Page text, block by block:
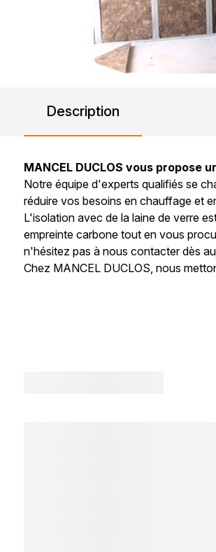
Description
MANCEL DUCLOS vous
Notre équipe d'experts qualifiés se
réduire vos besoins en chauffage et
L'isolation avec de la laine de verre
empreinte carbone tout en vous
n'hésitez pas à nous contacter dès
Chez MANCEL DUCLOS, nous